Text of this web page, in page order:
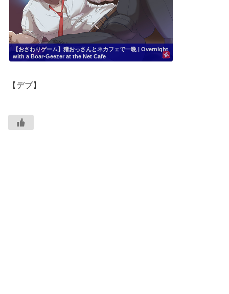
【おさわりゲーム】猪おっさんとネカフェで一晩 | Overnight
with a Boar-Geezer at the Net Cafe
【デブ】